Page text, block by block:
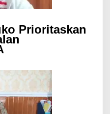
Prioritaskan